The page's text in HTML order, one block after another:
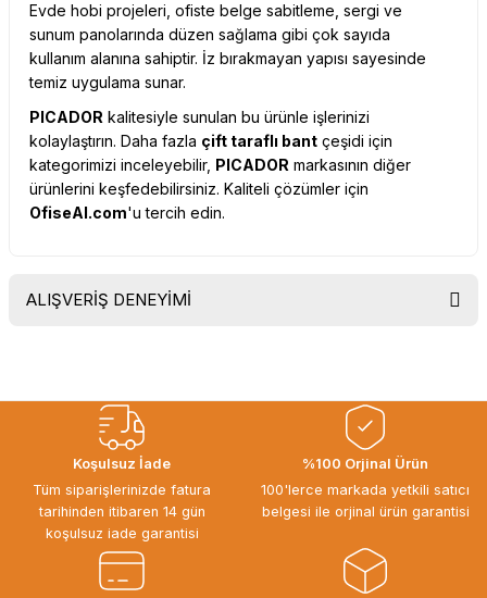
Evde hobi projeleri, ofiste belge sabitleme, sergi ve
sunum panolarında düzen sağlama gibi çok sayıda
kullanım alanına sahiptir. İz bırakmayan yapısı sayesinde
temiz uygulama sunar.
PICADOR kalitesiyle sunulan bu ürünle işlerinizi
kolaylaştırın. Daha fazla çift taraflı bant çeşidi için
kategorimizi inceleyebilir, PICADOR markasının diğer
ürünlerini keşfedebilirsiniz. Kaliteli çözümler için
OfiseAl.com'u tercih edin.
ALIŞVERİŞ DENEYİMİ
gorusmek uzere, hayirli ve bol
kazanclar dilerim.
İbrahim Ertuğrul ARSLANOĞLU |
Siparişten teslime kadar herşey çok
seriydi, teşekkür ederim
ÖZGÜR DOĞAN | 15/06/2026
Koşulsuz İade
Tüm siparişlerinizde fatura
tarihinden itibaren 14 gün
koşulsuz iade garantisi
%100 Orjinal Ürün
100'lerce markada yetkili satıcı
belgesi ile orjinal ürün garantisi